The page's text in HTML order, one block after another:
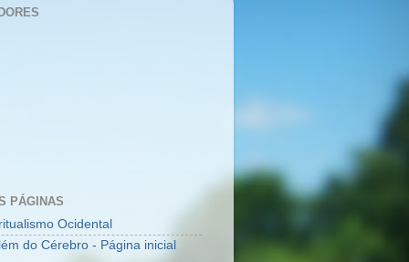
PÁGINAS
Ocidental
do Cérebro - Página inicial